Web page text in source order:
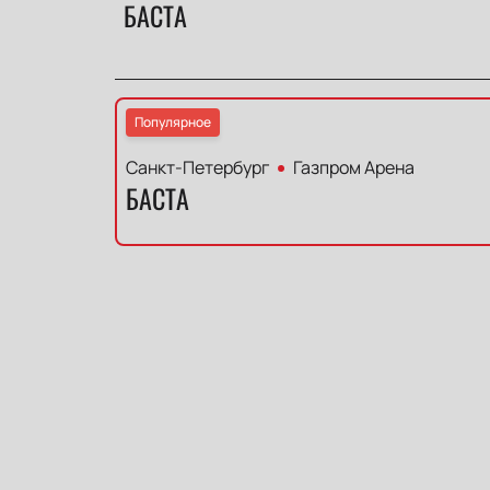
БАСТА
Популярное
Санкт-Петербург Газпром Арена
БАСТА